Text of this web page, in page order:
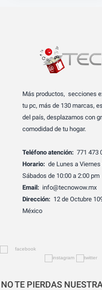
Más productos, secciones
tu pc, más de 130 marcas,
del país, desplazamos con
comodidad de tu hogar.
Teléfono atención: 771 473
Horario: de Lunes a
Sábados de 10:00 a 2:00 pm
Email: info@tecnowow.mx
Dirección: 12 de Octubre
México
NO TE PIERDAS